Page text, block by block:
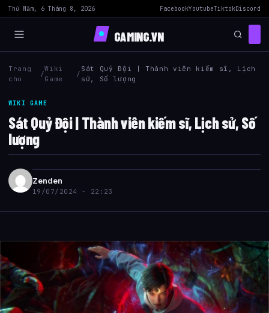
Thứ Năm, 6 Tháng 8, 2026 FacebookYoutubeTiktokDiscord
GAMING.VN
Trang
chu
/
Wiki
Game
/
Sát Quỷ Đội | Thành viên kiếm sĩ, Lịch
sử, Số lượng
WIKI GAME
Sát Quỷ Đội | Thành viên kiếm sĩ, Lịch sử, Số
lượng
Zenden
19/07/2024 - 22:23